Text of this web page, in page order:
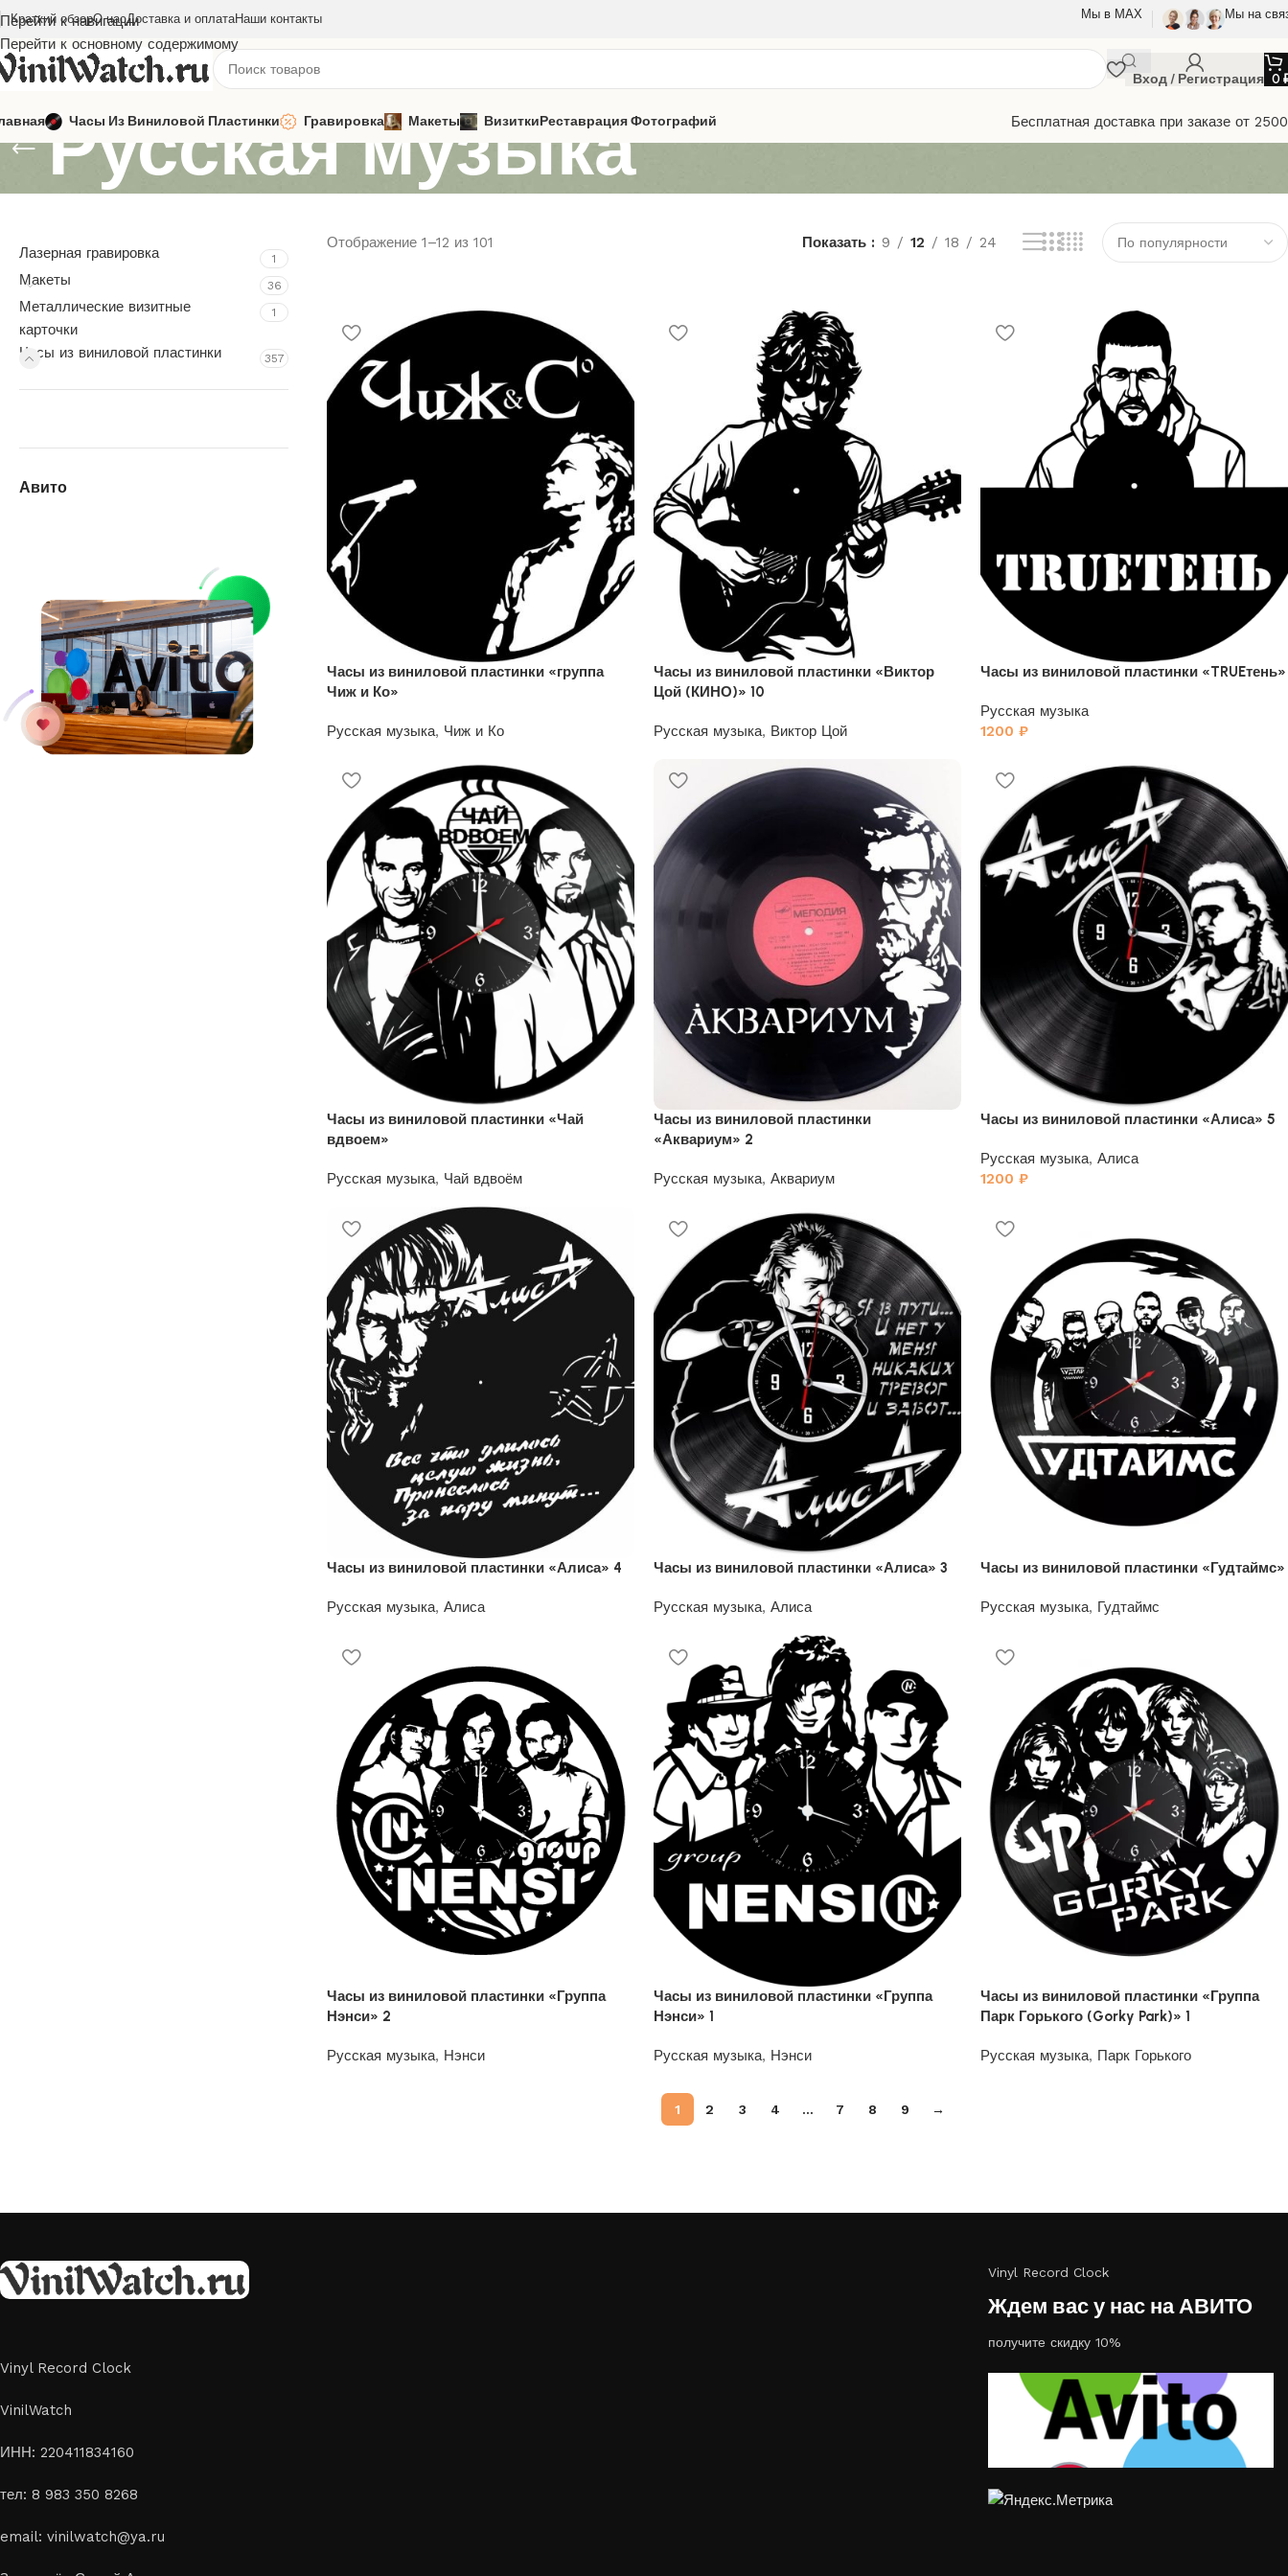
Перейти к навигации
Перейти к основному содержимому
Краткий обзорО насДоставка и оплатаНаши контакты Мы в МАХ Мы на
Вход / Регистрация 0
Часы Из Виниловой Пластинки Гравировка Макеты ВизиткиРеставрация Фотографий Бесплатная доставка при заказе от
Русская музыка
Лазерная гравировка 1
Макеты 36
Металлические визитные
карточки
1
Часы из виниловой пластинки 357
Авито
Отображение 1–12 из 101 Показать 9 12 18 24
Часы из виниловой пластинки «группа
Чиж и Ко»
Русская музыка, Чиж и Ко
Часы из виниловой пластинки «Виктор
Цой (КИНО)» 10
Русская музыка, Виктор Цой
Часы из виниловой пластинки «TRUEтень»
Русская музыка
1200 ₽
Часы из виниловой пластинки «Чай
вдвоем»
Русская музыка, Чай вдвоём
Часы из виниловой пластинки
«Аквариум» 2
Русская музыка, Аквариум
Часы из виниловой пластинки «Алиса» 5
Русская музыка, Алиса
1200 ₽
Часы из виниловой пластинки «Алиса» 4
Русская музыка, Алиса
Часы из виниловой пластинки «Алиса» 3
Русская музыка, Алиса
Часы из виниловой пластинки «Гудтаймс»
Русская музыка, Гудтаймс
Часы из виниловой пластинки «Группа
Нэнси» 2
Русская музыка, Нэнси
Часы из виниловой пластинки «Группа
Нэнси» 1
Русская музыка, Нэнси
Часы из виниловой пластинки «Группа
Парк Горького (Gorky Park)» 1
Русская музыка, Парк Горького
1 2 3 4 … 7 8 9 →
Vinyl Record Clock
VinilWatch
ИНН: 220411834160
тел: 8 983 350 8268
email: vinilwatch@ya.ru
Vinyl Record Clock
Ждем вас у нас на АВИТО
получите скидку 10%